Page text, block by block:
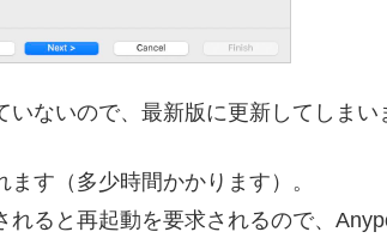
ないので、最新版に更新してしまい
す（多少時間かかります）。
ると再起動を要求されるので、